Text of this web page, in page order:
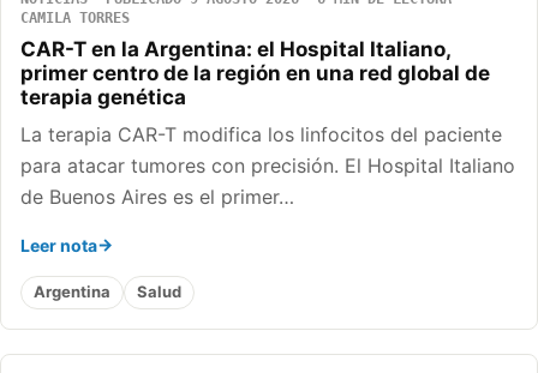
CAMILA TORRES
CAR-T en la Argentina: el Hospital Italiano,
primer centro de la región en una red global de
terapia genética
La terapia CAR-T modifica los linfocitos del paciente
para atacar tumores con precisión. El Hospital Italiano
de Buenos Aires es el primer…
Leer nota
Argentina Salud